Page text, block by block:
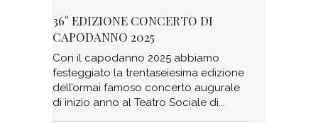
36° EDIZIONE CONCERTO DI
CAPODANNO 2025
Con il capodanno 2025 abbiamo
festeggiato la trentaseiesima edizione
dell’ormai famoso concerto augurale
di inizio anno al Teatro Sociale di